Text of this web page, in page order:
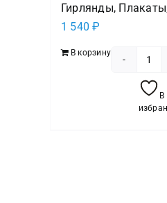
Гирлянды,
1 540₽
В корзину
В